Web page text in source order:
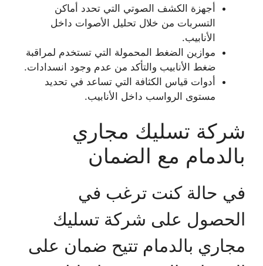
أجهزة الكشف الصوتي التي تحدد أماكن
التسربات من خلال تحليل الأصوات داخل
الأنابيب.
موازين الضغط المحمولة التي تستخدم لمراقبة
ضغط الأنابيب والتأكد من عدم وجود انسدادات.
أدوات قياس الكثافة التي تساعد في تحديد
مستوى الرواسب داخل الأنابيب.
شركة تسليك مجاري
بالدمام مع الضمان
في حالة كنت ترغب في
الحصول على شركة تسليك
مجاري بالدمام تتيح ضمان على